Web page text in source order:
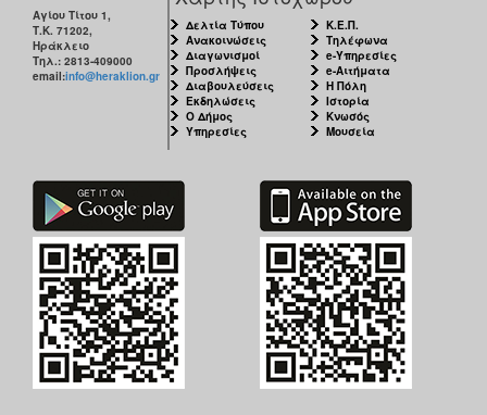
Αγίου Τίτου 1,
Τ.Κ. 71202,
Ηράκλειο
Τηλ.: 2813-409000
email:info@heraklion.gr
Δελτία Τύπου
Ανακοινώσεις
Διαγωνισμοί
Προσλήψεις
Διαβουλεύσεις
Εκδηλώσεις
Ο Δήμος
Υπηρεσίες
Κ.Ε.Π.
Τηλέφωνα
e-Υπηρεσίες
e-Αιτήματα
Η Πόλη
Ιστορία
Κνωσός
Μουσεία